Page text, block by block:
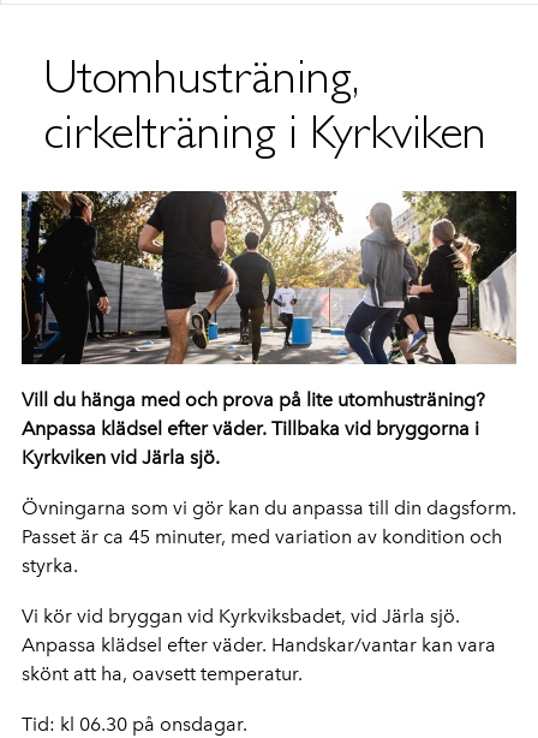
Utomhusträning,
cirkelträning i Kyrkviken
Vill du hänga med och prova på lite utomhusträning?
Anpassa klädsel efter väder. Tillbaka vid bryggorna i
Kyrkviken vid Järla sjö.
Övningarna som vi gör kan du anpassa till din dagsform.
Passet är ca 45 minuter, med variation av kondition och
styrka.
Vi kör vid bryggan vid Kyrkviksbadet, vid Järla sjö.
Anpassa klädsel efter väder. Handskar/vantar kan vara
skönt att ha, oavsett temperatur.
Tid: kl 06.30 på onsdagar.